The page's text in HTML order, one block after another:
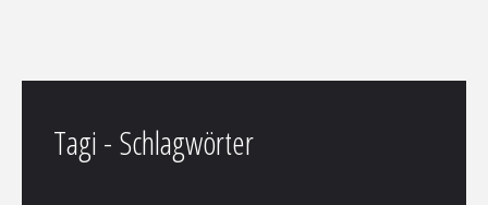
Tagi - Schlagwörter